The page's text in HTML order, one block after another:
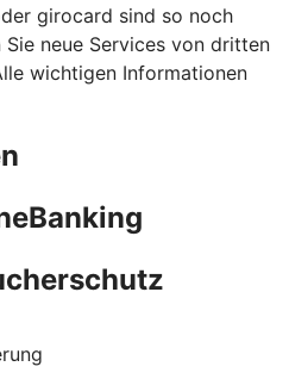
girocard sind so noch
neue Services von dritten
wichtigen Informationen